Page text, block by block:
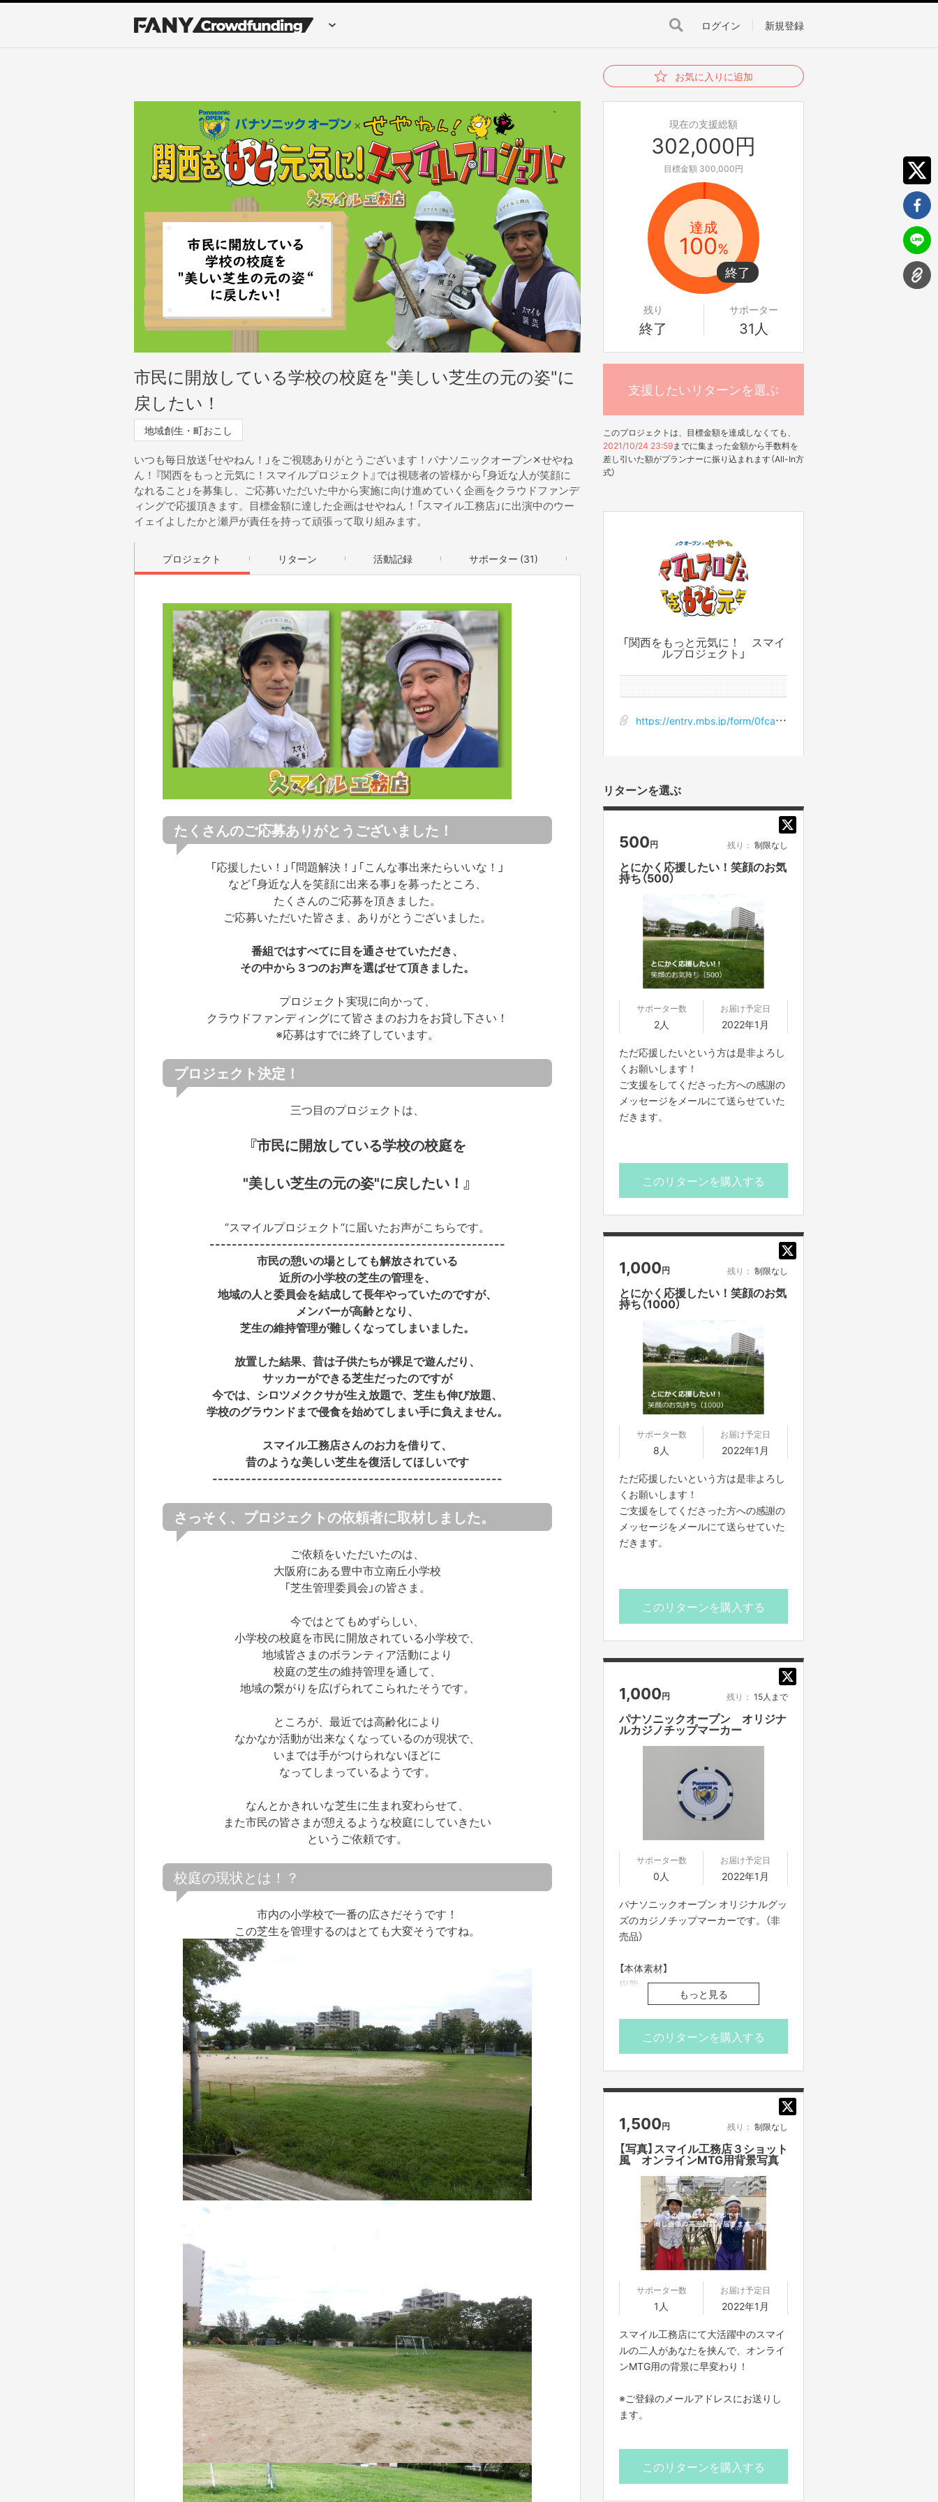
ログイン 新規登録
お気に入りに追加
市民に開放している学校の校庭を"美しい芝生の元の姿"に
戻したい！
地域創生・町おこし
いつも毎日放送「せやねん！」をご視聴ありがとうございます！パナソニックオープン✕せやね
ん！『関西をもっと元気に！スマイルプロジェクト』では視聴者の皆様から「身近な人が笑顔に
なれること」を募集し、ご応募いただいた中から実施に向け進めていく企画をクラウドファンデ
ィングで応援頂きます。目標金額に達した企画はせやねん！「スマイル工務店」に出演中のウー
イェイよしたかと瀬戸が責任を持って頑張って取り組みます。
現在の支援総額
302,000円
目標金額 300,000円
達成
100%
残り
終了
サポーター
31人
支援したいリターンを選ぶ
このプロジェクトは、目標金額を達成しなくても、
2021/10/24 23:59までに集まった金額から手数料を
差し引いた額がプランナーに振り込まれます（All-In方
式）
プロジェクト リターン 活動記録 サポーター (31)
たくさんのご応募ありがとうございました！
「応援したい！」「問題解決！」「こんな事出来たらいいな！」
など「身近な人を笑顔に出来る事」を募ったところ、
たくさんのご応募を頂きました。
ご応募いただいた皆さま、ありがとうございました。
番組ではすべてに目を通させていただき、
その中から３つのお声を選ばせて頂きました。
プロジェクト実現に向かって、
クラウドファンディングにて皆さまのお力をお貸し下さい！
※応募はすでに終了しています。
プロジェクト決定！
三つ目のプロジェクトは、
『市民に開放している学校の校庭を
"美しい芝生の元の姿"に戻したい！ 』
“スマイルプロジェクト“に届いたお声がこちらです。
-----------------------------------------------------
市民の憩いの場としても解放されている
近所の小学校の芝生の管理を、
地域の人と委員会を結成して長年やっていたのですが、
メンバーが高齢となり、
芝生の維持管理が難しくなってしまいました。
放置した結果、 昔は子供たちが裸足で遊んだり、
サッカーができる芝生だったのですが
今では、シロツメククサが生え放題で、 芝生も伸び放題、
学校のグラウンドまで侵食を始めてしまい手に負えません。
スマイル工務店さんのお力を借りて、
昔のような美しい芝生を復活してほしいです
----------------------------------------------------
さっそく、プロジェクトの依頼者に取材しました。
ご依頼をいただいたのは、
大阪府にある豊中市立南丘小学校
「芝生管理委員会」の皆さま。
今ではとてもめずらしい、
小学校の校庭を市民に開放されている小学校で、
地域皆さまのボランティア活動により
校庭の芝生の維持管理を通して、
地域の繋がりを広げられてこられたそうです。
ところが、最近では高齢化により
なかなか活動が出来なくなっているのが現状で、
いまでは手がつけられないほどに
なってしまっているようです。
なんとかきれいな芝生に生まれ変わらせて、
また市民の皆さまが憩えるような校庭にしていきたい
というご依頼です。
校庭の現状とは！？
市内の小学校で一番の広さだそうです！
この芝生を管理するのはとても大変そうですね。
「関西をもっと元気に！ スマイ
ルプロジェクト」
https://entry.mbs.jp/form/0fca321a-3e43-4399-aab0-e0e78c8ddcdb
リターンを選ぶ
500円 残り： 制限なし
とにかく応援したい！笑顔のお気
持ち（500）
サポーター数
2人
お届け予定日
2022年1月
ただ応援したいという方は是非よろし
くお願いします！
ご支援をしてくださった方への感謝の
メッセージをメールにて送らせていた
だきます。
このリターンを購入する
1,000円 残り： 制限なし
とにかく応援したい！笑顔のお気
持ち（1000）
サポーター数
8人
お届け予定日
2022年1月
ただ応援したいという方は是非よろし
くお願いします！
ご支援をしてくださった方への感謝の
メッセージをメールにて送らせていた
だきます。
このリターンを購入する
1,000円 残り： 15人まで
パナソニックオープン オリジナ
ルカジノチップマーカー
サポーター数
0人
お届け予定日
2022年1月
パナソニックオープン オリジナルグッ
ズのカジノチップマーカーです。（非
売品）
【本体素材】
樹脂
マーカー：40mm
【メーカー】
で、お楽しみにしておいてください。
もっと見る
このリターンを購入する
1,500円 残り： 制限なし
【写真】スマイル工務店３ショット
風 オンラインMTG用背景写真
サポーター数
1人
お届け予定日
2022年1月
スマイル工務店にて大活躍中のスマイ
ルの二人があなたを挟んで、オンライ
ンMTG用の背景に早変わり！
※ご登録のメールアドレスにお送りし
ます。
このリターンを購入する